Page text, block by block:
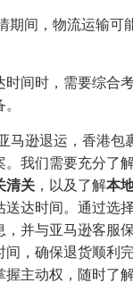
期间，物流运输可
时间时，需要综合
马逊退运，香港包
。我们需要充分了
清关 ，以及了解本
达时间。通过选
并与亚马逊客服
间，确保退货顺利
握主动权，随时了